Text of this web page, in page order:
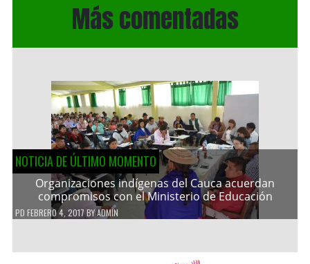
Más comentadas
NOTICIA DE ÚLTIMO MOMENTO
Organizaciones indígenas del Cauca acuerdan
compromisos con el Ministerio de Educación
PD FEBRERO 4, 2017 BYADMIN